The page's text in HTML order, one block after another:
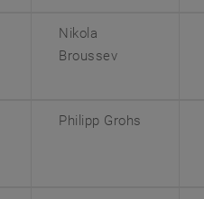
Nikola
Broussev
Philipp Grohs